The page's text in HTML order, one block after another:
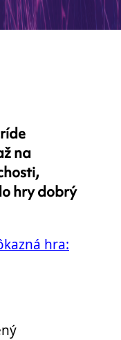
na
hry dobrý
hra: